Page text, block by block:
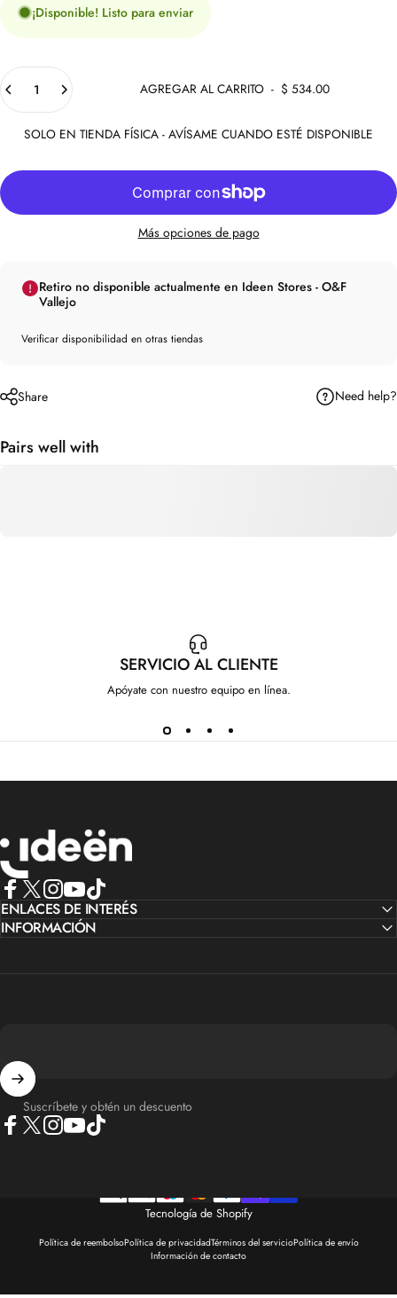
¡Disponible! Listo para enviar
Cantidad
AGREGAR AL CARRITO - $ 534.00
SOLO EN TIENDA FÍSICA - AVÍSAME CUANDO ESTÉ DISPONIBLE
Más opciones de pago
Retiro no disponible actualmente en Ideen Stores - O&F
Vallejo
Verificar disponibilidad en otras tiendas
Share Need help?
Pairs well with
SERVICIO AL CLIENTE
Apóyate con nuestro equipo en línea.
IdeenstoresMX
Facebook
X (Twitter)
Instagram
YouTube
TikTok
ENLACES DE INTERÉS
INFORMACIÓN
Suscríbete y obtén un descuento
Tecnología de Shopify
Política de reembolsoPolítica de privacidadTérminos del servicioPolítica de envío
Información de contacto